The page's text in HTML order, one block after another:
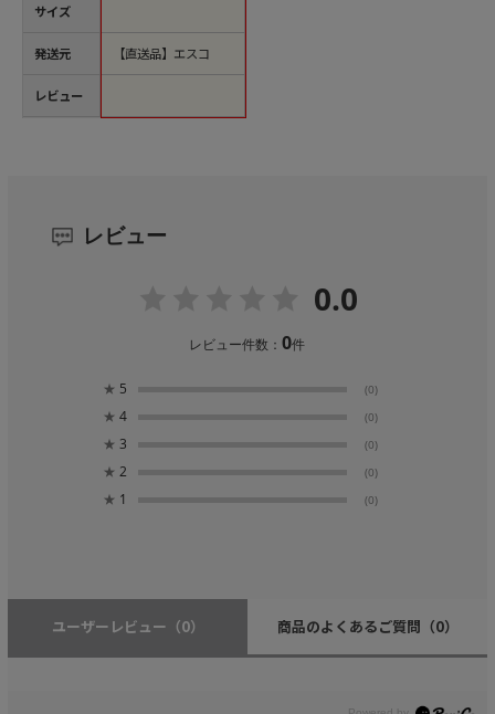
サイズ
発送元
レビュー
【直送品】エスコ
レビュー
0.0
レビュー件数：0件
★ 5 (0)
★ 4 (0)
★ 3 (0)
★ 2 (0)
★ 1 (0)
ユーザーレビュー （0） 商品のよくあるご質問 （0）